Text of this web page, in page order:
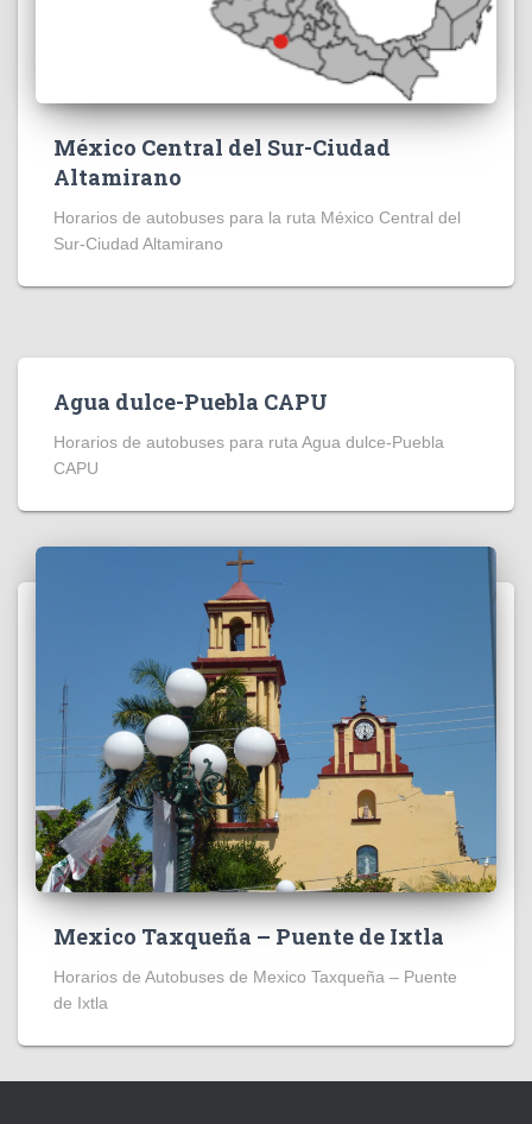
México Central del Sur-Ciudad
Altamirano
Horarios de autobuses para la ruta México Central del
Sur-Ciudad Altamirano
Agua dulce-Puebla CAPU
Horarios de autobuses para ruta Agua dulce-Puebla
CAPU
Mexico Taxqueña – Puente de Ixtla
Horarios de Autobuses de Mexico Taxqueña – Puente
de Ixtla